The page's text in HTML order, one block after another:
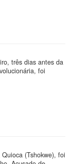
três dias antes da
foi
(Tshokwe), foi